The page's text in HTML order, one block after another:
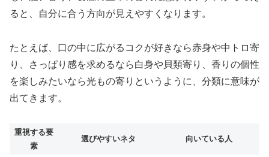
ると、自分に合う方向が見えやすくなります。
たとえば、口の中に広がるコクが好きなら赤身や中トロ寄
り、さっぱり感を求めるなら白身や貝類寄り、香りの個性
を楽しみたいなら光もの寄りというように、分類に意味が
出てきます。
重視する要
素
選びやすいネタ 向いている人